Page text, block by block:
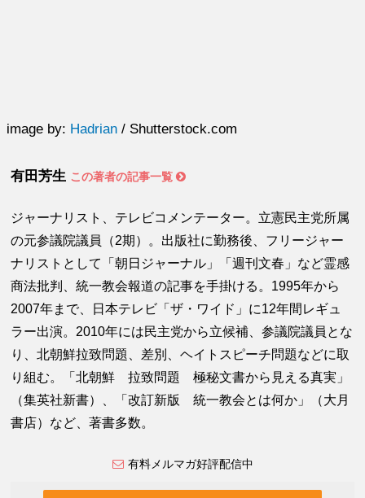
image by: Hadrian / Shutterstock.com
有田芳生 この著者の記事一覧
ジャーナリスト、テレビコメンテーター。立憲民主党所属
の元参議院議員（2期）。出版社に勤務後、フリージャー
ナリストとして「朝日ジャーナル」「週刊文春」など霊感
商法批判、統一教会報道の記事を手掛ける。1995年から
2007年まで、日本テレビ「ザ・ワイド」に12年間レギュ
ラー出演。2010年には民主党から立候補、参議院議員とな
り、北朝鮮拉致問題、差別、ヘイトスピーチ問題などに取
り組む。「北朝鮮 拉致問題 極秘文書から見える真実」
（集英社新書）、「改訂新版 統一教会とは何か」（大月
書店）など、著書多数。
有料メルマガ好評配信中